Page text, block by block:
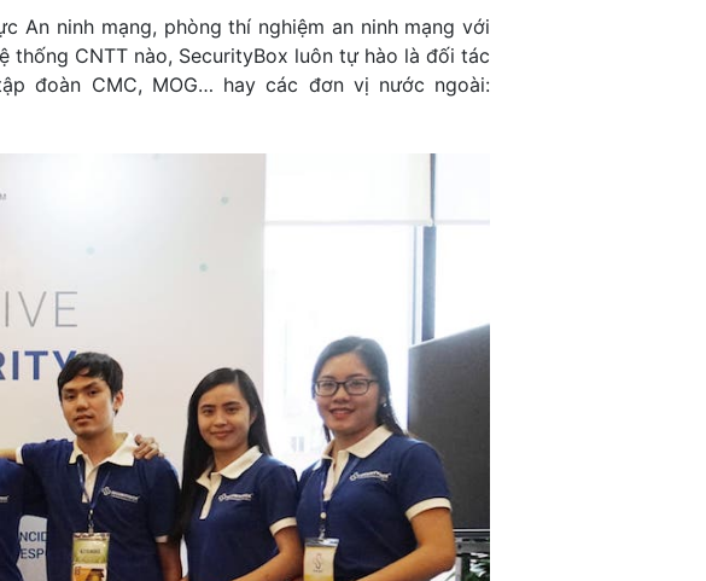
An ninh mạng, phòng thí nghiệm an ninh mạng với
CNTT nào, SecurityBox luôn tự hào là đối tác
đoàn CMC, MOG… hay các đơn vị nước ngoài: